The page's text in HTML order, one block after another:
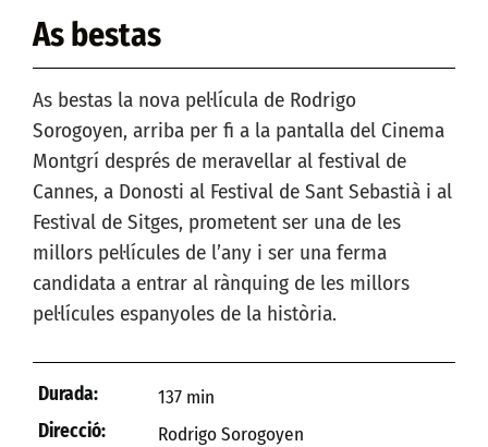
As bestas
As bestas la nova pel·lícula de Rodrigo
Sorogoyen, arriba per fi a la pantalla del Cinema
Montgrí després de meravellar al festival de
Cannes, a Donosti al Festival de Sant Sebastià i al
Festival de Sitges, prometent ser una de les
millors pel·lícules de l’any i ser una ferma
candidata a entrar al rànquing de les millors
pel·lícules espanyoles de la història.
Durada:
137 min
Direcció:
Rodrigo Sorogoyen